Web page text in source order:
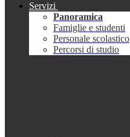
Servizi
Panoramica
Famiglie e studenti
Personale scolastico
Percorsi di studio